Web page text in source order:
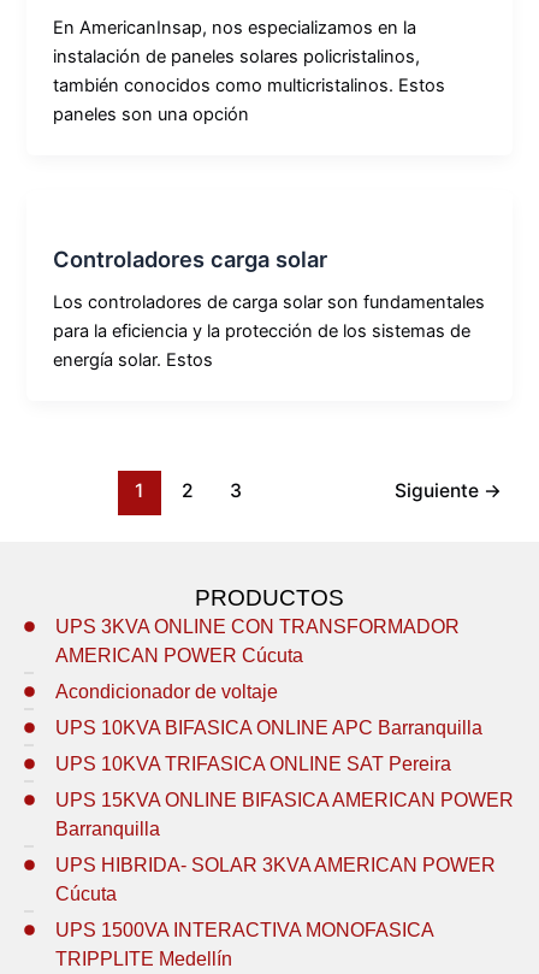
En AmericanInsap, nos especializamos en la
instalación de paneles solares policristalinos,
también conocidos como multicristalinos. Estos
paneles son una opción
Controladores carga solar
Los controladores de carga solar son fundamentales
para la eficiencia y la protección de los sistemas de
energía solar. Estos
1 2 3 Siguiente →
PRODUCTOS
UPS 3KVA ONLINE CON TRANSFORMADOR
AMERICAN POWER Cúcuta
Acondicionador de voltaje
UPS 10KVA BIFASICA ONLINE APC Barranquilla
UPS 10KVA TRIFASICA ONLINE SAT Pereira
UPS 15KVA ONLINE BIFASICA AMERICAN POWER
Barranquilla
UPS HIBRIDA- SOLAR 3KVA AMERICAN POWER
Cúcuta
UPS 1500VA INTERACTIVA MONOFASICA
TRIPPLITE Medellín